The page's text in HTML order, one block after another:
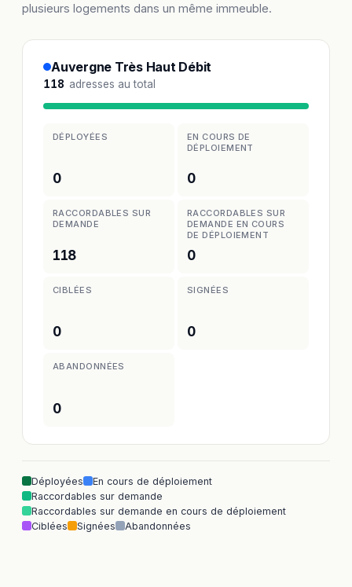
plusieurs logements dans un même immeuble.
Auvergne Très Haut Débit
118 adresses au total
DÉPLOYÉES
0
EN COURS DE
DÉPLOIEMENT
0
RACCORDABLES SUR
DEMANDE
118
RACCORDABLES SUR
DEMANDE EN COURS
DE DÉPLOIEMENT
0
CIBLÉES
0
SIGNÉES
0
ABANDONNÉES
0
Déployées
En cours de déploiement
Raccordables sur demande
Raccordables sur demande en cours de déploiement
Ciblées
Signées Abandonnées